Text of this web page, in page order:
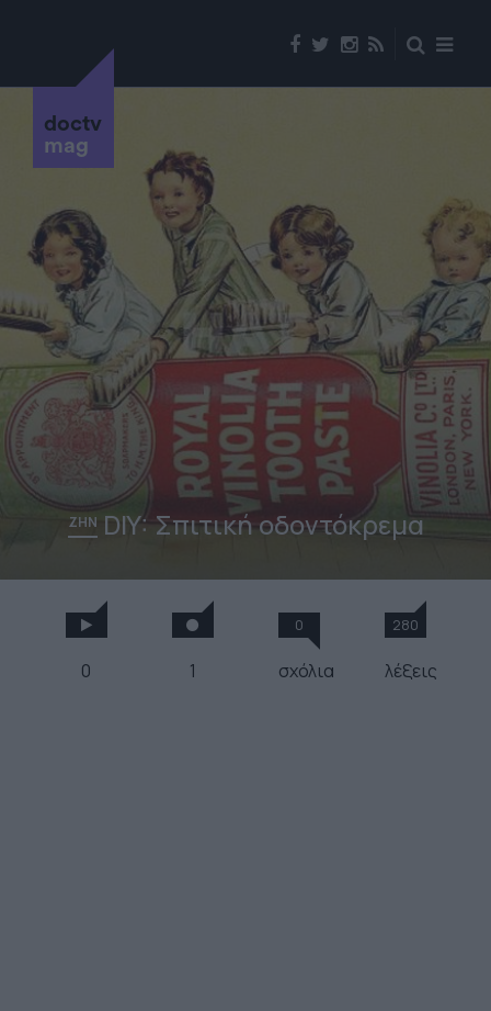
doctv
mag
ΖΗΝ DIY: Σπιτική οδοντόκρεμα
0 1
0
σχόλια
280
λέξεις